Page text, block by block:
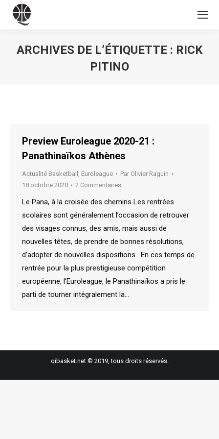
ARCHIVES DE L’ÉTIQUETTE : RICK
PITINO
Preview Euroleague 2020-21 :
Panathinaïkos Athènes
Actualité Basketball , Euroleague Par Olivier Raguin
18 octobre 2020
2 Commentaires
Le Pana, à la croisée des chemins Les rentrées
scolaires sont généralement l’occasion de retrouver
des visages connus, des amis, mais aussi de
nouvelles têtes, de prendre de bonnes résolutions,
d’adopter de nouvelles dispositions. En ces temps de
rentrée pour la plus prestigieuse compétition
européenne, l’Euroleague, le Panathinaïkos a pris le
parti de tourner intégralement la…
qibasket.net © 2019, tous droits réservés.